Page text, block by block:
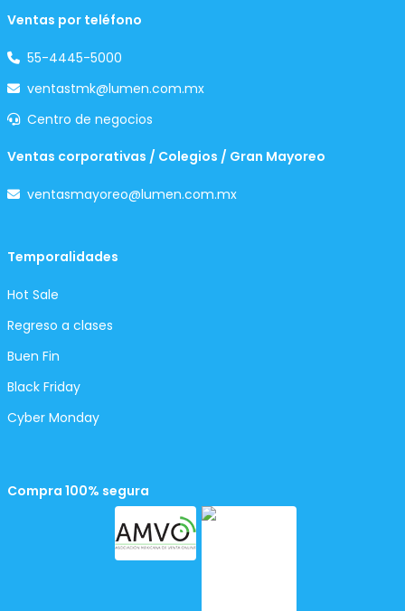
Ventas por teléfono
55-4445-5000
ventastmk@lumen.com.mx
Centro de negocios
Ventas corporativas / Colegios / Gran Mayoreo
ventasmayoreo@lumen.com.mx
Temporalidades
Hot Sale
Regreso a clases
Buen Fin
Black Friday
Cyber Monday
Compra 100% segura